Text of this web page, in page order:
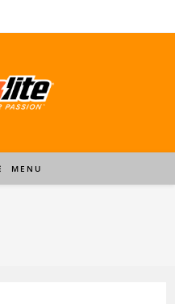
MENU